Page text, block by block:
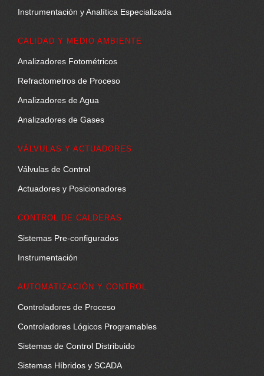
Instrumentación y Analítica Especializada
CALIDAD Y MEDIO AMBIENTE
Analizadores Fotométricos
Refractometros de Proceso
Analizadores de Agua
Analizadores de Gases
VÁLVULAS Y ACTUADORES
Válvulas de Control
Actuadores y Posicionadores
CONTROL DE CALDERAS
Sistemas Pre-configurados
Instrumentación
AUTOMATIZACIÓN Y CONTROL
Controladores de Proceso
Controladores Lógicos Programables
Sistemas de Control Distribuido
Sistemas Híbridos y SCADA